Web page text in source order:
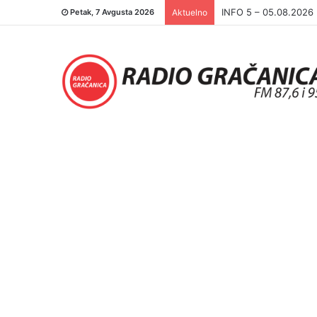
Petak, 7 Avgusta 2026 Aktuelno INFO 5 – 04.08.2026.